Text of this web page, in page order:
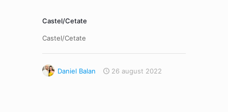
Castel/Cetate
Castel/Cetate
Daniel Balan 26 august 2022